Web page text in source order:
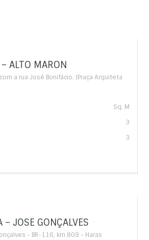
ALTO MARON
a rua José Bonifácio. (Praça Arquiteta
Sq. M
3
3
– JOSE GONÇALVES
- BR-116, km 809 - Haras